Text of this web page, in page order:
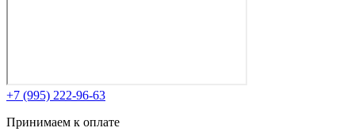
+7 (995) 222-96-63
Принимаем к оплате